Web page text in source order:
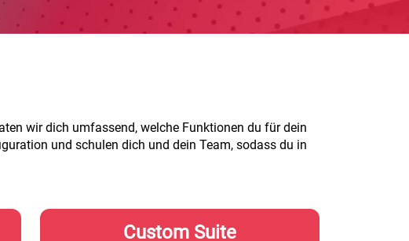
wir dich umfassend, welche Funktionen du für dein
und schulen dich und dein Team, sodass du in
Custom Suite